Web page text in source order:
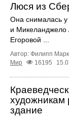
Люся из
Она снималась
и Микеланджело
Егоровой ...
Автор: Филипп
Мир
16195
художникам
здание